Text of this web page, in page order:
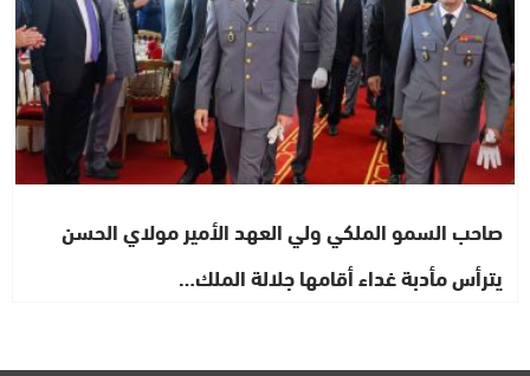
صاحب السمو الملكي ولي العهد الأمير مولاي الحسن
يترأس مأدبة غداء أقامها جلالة الملك…